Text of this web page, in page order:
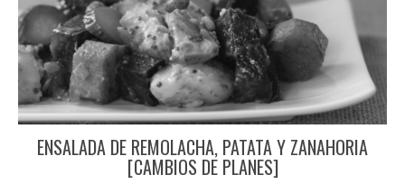
ENSALADA DE REMOLACHA, PATATA Y ZANAHORIA
[CAMBIOS DE PLANES]